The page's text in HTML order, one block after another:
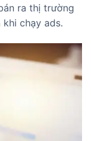
ra thị trường
chạy ads.